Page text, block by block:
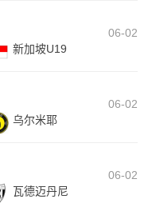
06-02
新加坡U19
06-02
乌尔米耶
06-02
瓦德迈丹尼